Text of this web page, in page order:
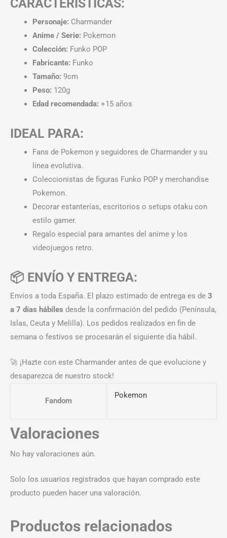
CARACTERÍSTICAS:
Personaje: Charmander
Anime / Serie: Pokemon
Colección: Funko POP
Fabricante: Funko
Tamaño: 9cm
Peso: 120g
Edad recomendada: +15 años
IDEAL PARA:
Fans de Pokemon y seguidores de Charmander y su
línea evolutiva.
Coleccionistas de figuras Funko POP y merchandise
Pokemon.
Decorar estanterías, escritorios o setups otaku con
estilo gamer.
Regalo especial para amantes del anime y los
videojuegos retro.
📦 ENVÍO Y ENTREGA:
Envíos a toda España. El plazo estimado de entrega es de 3
a 7 días hábiles desde la confirmación del pedido (Península,
Islas, Ceuta y Melilla). Los pedidos realizados en fin de
semana o festivos se procesarán el siguiente día hábil.
🚀 ¡Hazte con este Charmander antes de que evolucione y
desaparezca de nuestro stock!
Fandom
Pokemon
Valoraciones
No hay valoraciones aún.
Solo los usuarios registrados que hayan comprado este
producto pueden hacer una valoración.
Productos relacionados